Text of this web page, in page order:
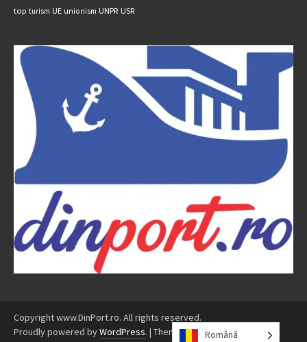
top turism UE unionism UNPR USR
Copyright www.DinPort.ro. All rights reserved.
Proudly powered byWordPress. | Theme: Awaken byThemezHut .
Română